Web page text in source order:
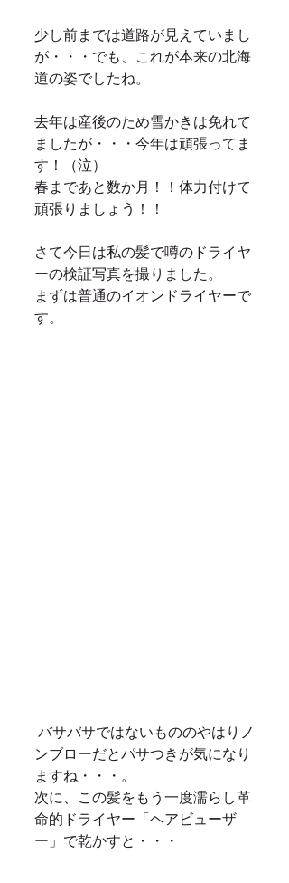
少し前までは道路が見えていまし
が・・・でも、これが本来の北海
道の姿でしたね。
去年は産後のため雪かきは免れて
ましたが・・・今年は頑張ってま
す！（泣）
春まであと数か月！！体力付けて
頑張りましょう！！
さて今日は私の髪で噂のドライヤ
ーの検証写真を撮りました。
まずは普通のイオンドライヤーで
す。
ンブローだとパサつきが気になり
ますね・・・。
次に、この髪をもう一度濡らし革
命的ドライヤー「ヘアビューザ
ー」で乾かすと・・・